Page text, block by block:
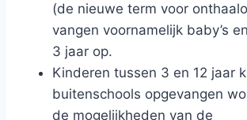
(de nieuwe term voor
vangen voornamelijk baby’s
3 jaar op.
Kinderen tussen 3 en 12 jaar
buitenschools opgevangen
de mogelijkheden van de